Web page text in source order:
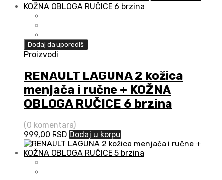
Dodaj da uporediš
Proizvodi
RENAULT LAGUNA 2 kožica
menjača i ručne + KOŽNA
OBLOGA RUČICE 6 brzina
(0 komentara)
999,00 RSD Dodaj u korpu